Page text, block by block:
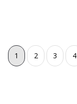
1 2 3 4